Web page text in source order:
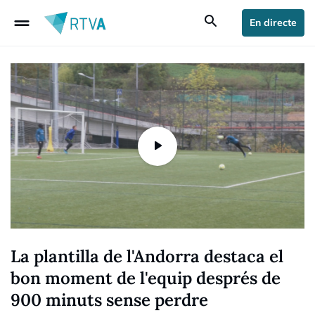
drag_handle search En directe
La plantilla de l'Andorra destaca el
bon moment de l'equip després de
900 minuts sense perdre